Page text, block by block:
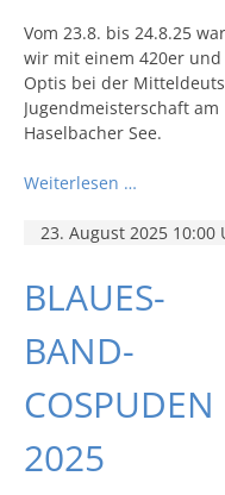
Vom 23.8. bis 24.8.25
wir mit einem 420er und
Optis bei der
Jugendmeisterschaft am
Haselbacher See.
Weiterlesen …
23. August 2025 10:00
BLAUES-
BAND-
COSPUDEN
2025